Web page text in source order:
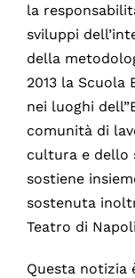
la
sviluppi
della
2013 la Scuola
nei luoghi
comunità di
cultura e dello
sostiene
sostenuta
Teatro di
Questa notizia